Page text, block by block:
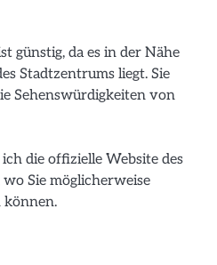
günstig, da es in der Nähe
Stadtzentrums liegt. Sie
Sehenswürdigkeiten von
die offizielle Website des
Sie möglicherweise
können.